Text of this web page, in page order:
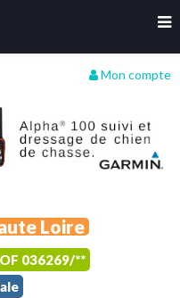
Mon compte
Loire
036269/**